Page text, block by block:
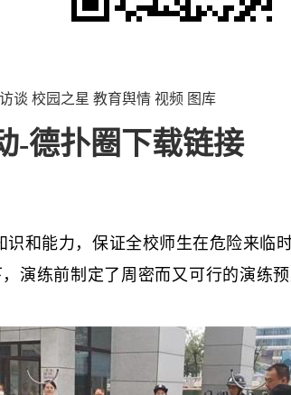
谈 校园之星 教育舆情 视频 图库
-德扑圈下载链接
能力，保证全校师生在危险来临
演练前制定了周密而又可行的演练